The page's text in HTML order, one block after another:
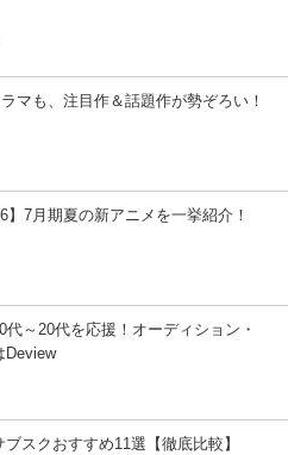
マも、注目作＆話題作が勢ぞろい！
】7月期夏の新アニメを一挙紹介！
代～20代を応援！オーディション・
Deview
スクおすすめ11選【徹底比較】